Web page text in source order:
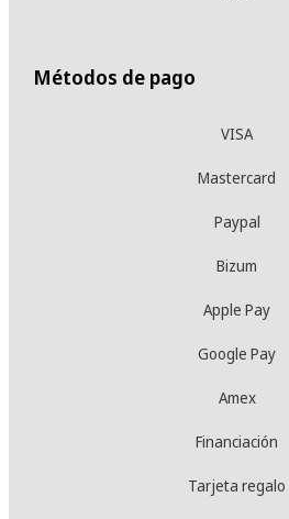
Métodos de pago
VISA
Mastercard
Paypal
Bizum
Apple Pay
Google Pay
Amex
Financiación
Tarjeta regalo